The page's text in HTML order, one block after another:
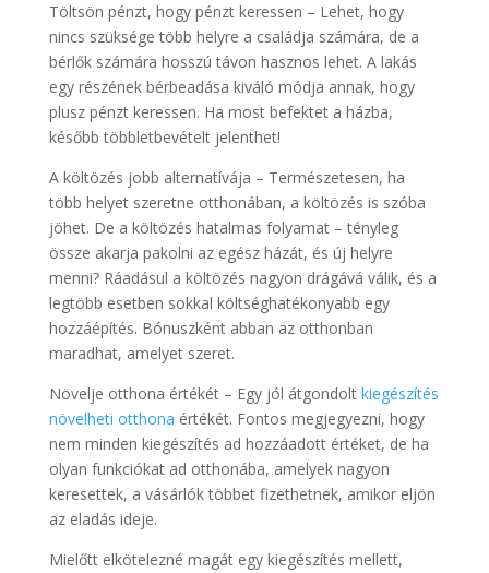
Töltsön pénzt, hogy pénzt keressen – Lehet, hogy
nincs szüksége több helyre a családja számára, de a
bérlők számára hosszú távon hasznos lehet. A lakás
egy részének bérbeadása kiváló módja annak, hogy
plusz pénzt keressen. Ha most befektet a házba,
később többletbevételt jelenthet!
A költözés jobb alternatívája – Természetesen, ha
több helyet szeretne otthonában, a költözés is szóba
jöhet. De a költözés hatalmas folyamat – tényleg
össze akarja pakolni az egész házát, és új helyre
menni? Ráadásul a költözés nagyon drágává válik, és a
legtöbb esetben sokkal költséghatékonyabb egy
hozzáépítés. Bónuszként abban az otthonban
maradhat, amelyet szeret.
Növelje otthona értékét – Egy jól átgondolt kiegészítés
növelheti otthona értékét. Fontos megjegyezni, hogy
nem minden kiegészítés ad hozzáadott értéket, de ha
olyan funkciókat ad otthonába, amelyek nagyon
keresettek, a vásárlók többet fizethetnek, amikor eljön
az eladás ideje.
Mielőtt elkötelezné magát egy kiegészítés mellett,